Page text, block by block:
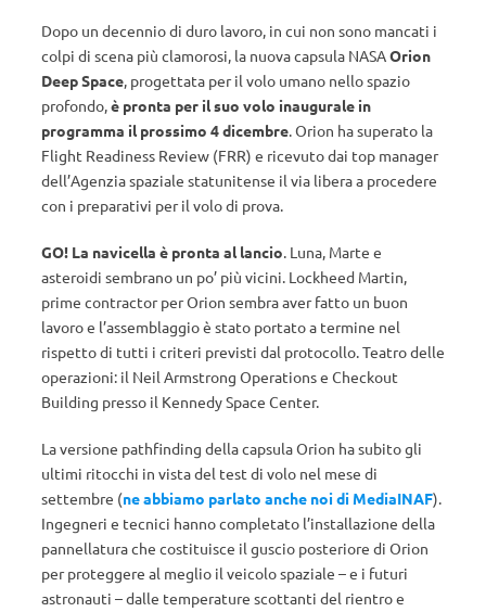
Dopo un decennio di duro lavoro, in cui non sono mancati i
colpi di scena più clamorosi, la nuova capsula NASAOrion
Deep Space, progettata per il volo umano nello spazio
profondo,è pronta per il suo volo inaugurale in
programma il prossimo 4 dicembre. Orion ha superato la
Flight Readiness Review (FRR) e ricevuto dai top manager
dell’Agenzia spaziale statunitense il via libera a procedere
con i preparativi per il volo di prova.
GO! La navicella è pronta al lancio. Luna, Marte e
asteroidi sembrano un po’ più vicini. Lockheed Martin,
prime contractor per Orion sembra aver fatto un buon
lavoro e l’assemblaggio è stato portato a termine nel
rispetto di tutti i criteri previsti dal protocollo. Teatro delle
operazioni: il Neil Armstrong Operations e Checkout
Building presso il Kennedy Space Center.
La versione pathfinding della capsula Orion ha subito gli
ultimi ritocchi in vista del test di volo nel mese di
settembre (ne abbiamo parlato anche noi di MediaINAF).
Ingegneri e tecnici hanno completato l’installazione della
pannellatura che costituisce il guscio posteriore di Orion
per proteggere al meglio il veicolo spaziale – e i futuri
astronauti – dalle temperature scottanti del rientro e